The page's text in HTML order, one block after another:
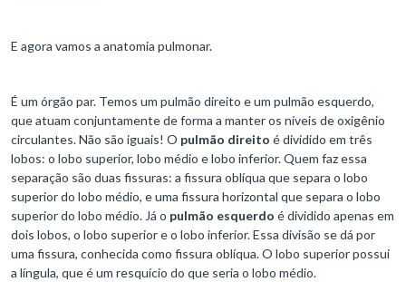
E agora vamos a anatomia pulmonar.
É um órgão par. Temos um pulmão direito e um pulmão esquerdo,
que atuam conjuntamente de forma a manter os níveis de oxigênio
circulantes. Não são iguais! O pulmão direito é dividido em três
lobos: o lobo superior, lobo médio e lobo inferior. Quem faz essa
separação são duas fissuras: a fissura oblíqua que separa o lobo
superior do lobo médio, e uma fissura horizontal que separa o lobo
superior do lobo médio. Já o pulmão esquerdo é dividido apenas em
dois lobos, o lobo superior e o lobo inferior. Essa divisão se dá por
uma fissura, conhecida como fissura oblíqua. O lobo superior possui
a língula, que é um resquício do que seria o lobo médio.